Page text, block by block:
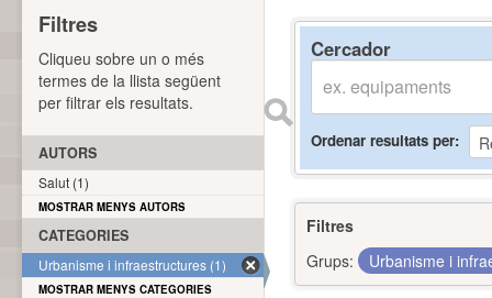
Cercador
Ordenar resultats per
Filtres
Grups:
Urbanisme i
Filtres
Cliqueu sobre un o més
termes de la llista següent
per filtrar els resultats.
AUTORS
Salut (1)
MOSTRAR MENYS AUTORS
CATEGORIES
Urbanisme i infraestructures (1)
MOSTRAR MENYS CATEGORIES